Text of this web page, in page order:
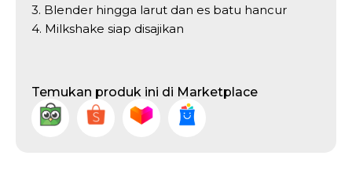
3. Blender hingga larut dan es batu hancur
4. Milkshake siap disajikan
Temukan produk ini di Marketplace